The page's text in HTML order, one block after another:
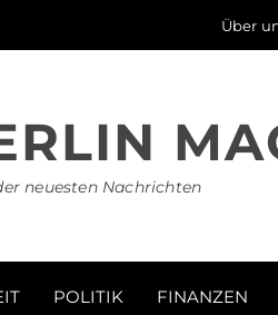
Über
neuesten Nachrichten
POLITIK FINANZEN